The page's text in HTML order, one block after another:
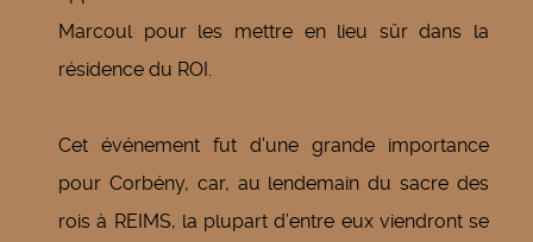
Marcoul pour les mettre en lieu sûr dans la
résidence du ROI.
Cet événement fut d’une grande importance
pour Corbény, car, au lendemain du sacre des
rois à REIMS, la plupart d’entre eux viendront se